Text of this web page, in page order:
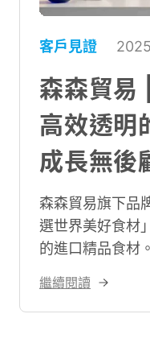
客戶見證
森森貿易
高效透明
成長無後
森森貿易旗下品
選世界美好食材
的進口精品食材
核延誤、文件混
終導入 NUEIP
繼續閱讀